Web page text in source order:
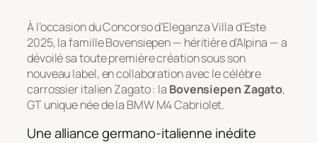
À l’occasion du Concorso d’Eleganza Villa d’Este
2025, la famille Bovensiepen — héritière d’Alpina — a
dévoilé sa toute première création sous son
nouveau label, en collaboration avec le célèbre
carrossier italien Zagato : la Bovensiepen Zagato,
GT unique née de la BMW M4 Cabriolet.
Une alliance germano-italienne inédite